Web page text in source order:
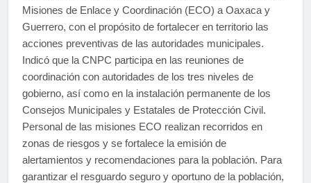
Misiones de Enlace y Coordinación (ECO) a Oaxaca y
Guerrero, con el propósito de fortalecer en territorio las
acciones preventivas de las autoridades municipales.
Indicó que la CNPC participa en las reuniones de
coordinación con autoridades de los tres niveles de
gobierno, así como en la instalación permanente de los
Consejos Municipales y Estatales de Protección Civil.
Personal de las misiones ECO realizan recorridos en
zonas de riesgos y se fortalece la emisión de
alertamientos y recomendaciones para la población. Para
garantizar el resguardo seguro y oportuno de la población,